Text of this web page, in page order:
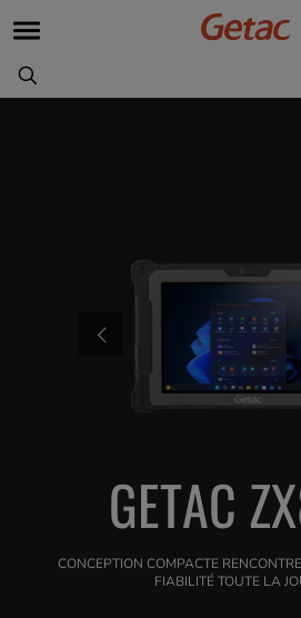
GETAC
CONCEPTION COMPACTE
FIABILITÉ TOUTE LA